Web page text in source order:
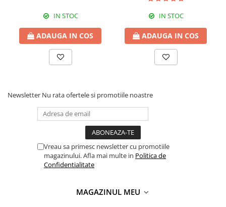
IN STOC
ADAUGA IN COS
IN STOC
ADAUGA IN COS
Newsletter Nu rata ofertele si promotiile noastre
Vreau sa primesc newsletter cu promotiile
magazinului. Afla mai multe in Politica de
Confidentialitate
MAGAZINUL MEU